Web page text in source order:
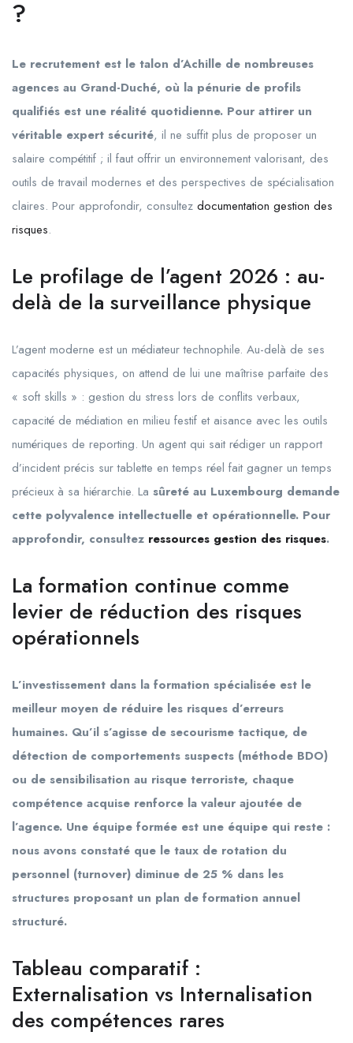
?
Le recrutement est le talon d’Achille de nombreuses
agences au Grand-Duché, où la pénurie de profils
qualifiés est une réalité quotidienne. Pour attirer un
véritable expert sécurité, il ne suffit plus de proposer un
salaire compétitif ; il faut offrir un environnement valorisant, des
outils de travail modernes et des perspectives de spécialisation
claires. Pour approfondir, consultez documentation gestion des
risques.
Le profilage de l’agent 2026 : au-
delà de la surveillance physique
L’agent moderne est un médiateur technophile. Au-delà de ses
capacités physiques, on attend de lui une maîtrise parfaite des
« soft skills » : gestion du stress lors de conflits verbaux,
capacité de médiation en milieu festif et aisance avec les outils
numériques de reporting. Un agent qui sait rédiger un rapport
d’incident précis sur tablette en temps réel fait gagner un temps
précieux à sa hiérarchie. La sûreté au Luxembourg demande
cette polyvalence intellectuelle et opérationnelle. Pour
approfondir, consultez ressources gestion des risques.
La formation continue comme
levier de réduction des risques
opérationnels
L’investissement dans la formation spécialisée est le
meilleur moyen de réduire les risques d’erreurs
humaines. Qu’il s’agisse de secourisme tactique, de
détection de comportements suspects (méthode BDO)
ou de sensibilisation au risque terroriste, chaque
compétence acquise renforce la valeur ajoutée de
l’agence. Une équipe formée est une équipe qui reste :
nous avons constaté que le taux de rotation du
personnel (turnover) diminue de 25 % dans les
structures proposant un plan de formation annuel
structuré.
Tableau comparatif :
Externalisation vs Internalisation
des compétences rares